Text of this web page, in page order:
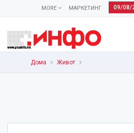
09/08/
МАРКЕТИНГ
MORE
Дома Живот